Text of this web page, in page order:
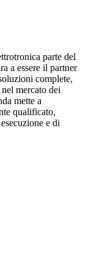
parte del
a essere il partner
complete,
mercato dei
mette a
qualificato,
e di